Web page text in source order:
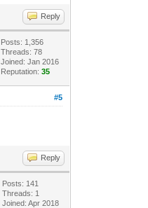
Reply
Posts: 1,356
Threads: 78
Joined: Jan 2016
Reputation:35
#5
Reply
Posts: 141
Threads: 1
Joined: Apr 2018